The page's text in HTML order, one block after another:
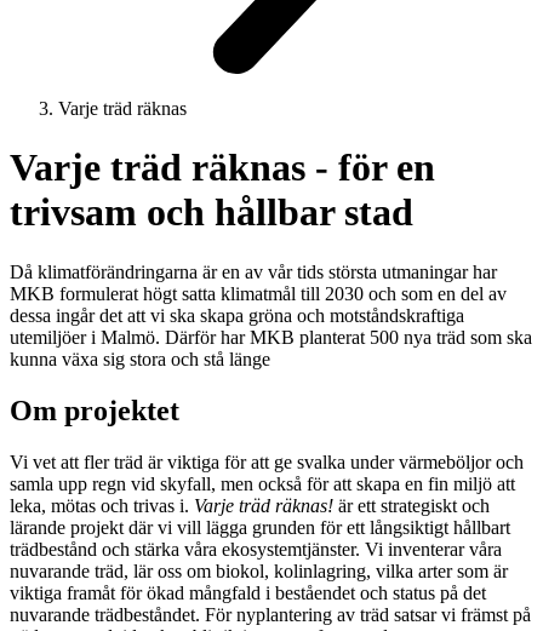
Varje träd räknas
Varje träd räknas - för en
trivsam och hållbar stad
Då klimatförändringarna är en av vår tids största utmaningar har
MKB formulerat högt satta klimatmål till 2030 och som en del av
dessa ingår det att vi ska skapa gröna och motståndskraftiga
utemiljöer i Malmö. Därför har MKB planterat 500 nya träd som ska
kunna växa sig stora och stå länge
Om projektet
Vi vet att fler träd är viktiga för att ge svalka under värmeböljor och
samla upp regn vid skyfall, men också för att skapa en fin miljö att
leka, mötas och trivas i. Varje träd räknas! är ett strategiskt och
lärande projekt där vi vill lägga grunden för ett långsiktigt hållbart
trädbestånd och stärka våra ekosystemtjänster. Vi inventerar våra
nuvarande träd, lär oss om biokol, kolinlagring, vilka arter som är
viktiga framåt för ökad mångfald i beståendet och status på det
nuvarande trädbeståndet. För nyplantering av träd satsar vi främst på